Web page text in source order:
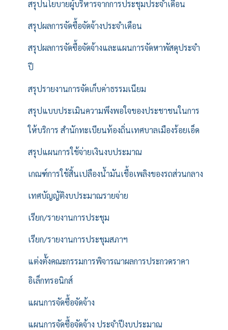
สรุปนโยบายผู้บริหารจากการประชุมประจำเดือน
สรุปผลการจัดซื้อจัดจ้างประจำเดือน
สรุปผลการจัดซื้อจัดจ้างและแผนการจัดหาพัสดุประจำ
ปี
สรุปรายงานการจัดเก็บค่าธรรมเนียม
สรุปแบบประเมินความพึงพอใจของประชาชนในการ
ให้บริการ สำนักทะเบียนท้องถิ่นเทศบาลเมืองร้อยเอ็ด
สรุปแผนการใช้จ่ายเงินงบประมาณ
เกณฑ์การใช้สิ้นเปลืองน้ำมันเชื้อเพลิงของรถส่วนกลาง
เทศบัญญัติงบประมาณรายจ่าย
เรียก/รายงานการประชุม
เรียก/รายงานการประชุมสภาฯ
แต่งตั้งคณะกรรมการพิจารณาผลการประกวดราคา
อิเล็กทรอนิกส์
แผนการจัดซื้อจัดจ้าง
แผนการจัดซื้อจัดจ้าง ประจำปีงบประมาณ